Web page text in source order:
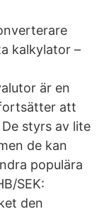
kalkylator –
är en
att
styrs av lite
de kan
populära
SEK:
den